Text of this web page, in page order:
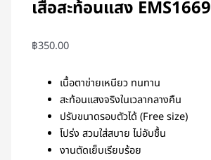
เสื้อสะท้อนแสง EMS1669
฿350.00
เนื้อตาข่ายเหนียว ทนทาน
สะท้อนแสงจริงในเวลากลางคืน
ปรับขนาดรอบตัวได้ (Free size)
โปร่ง สวมใส่สบาย ไม่อับชื้น
งานตัดเย็บเรียบร้อย